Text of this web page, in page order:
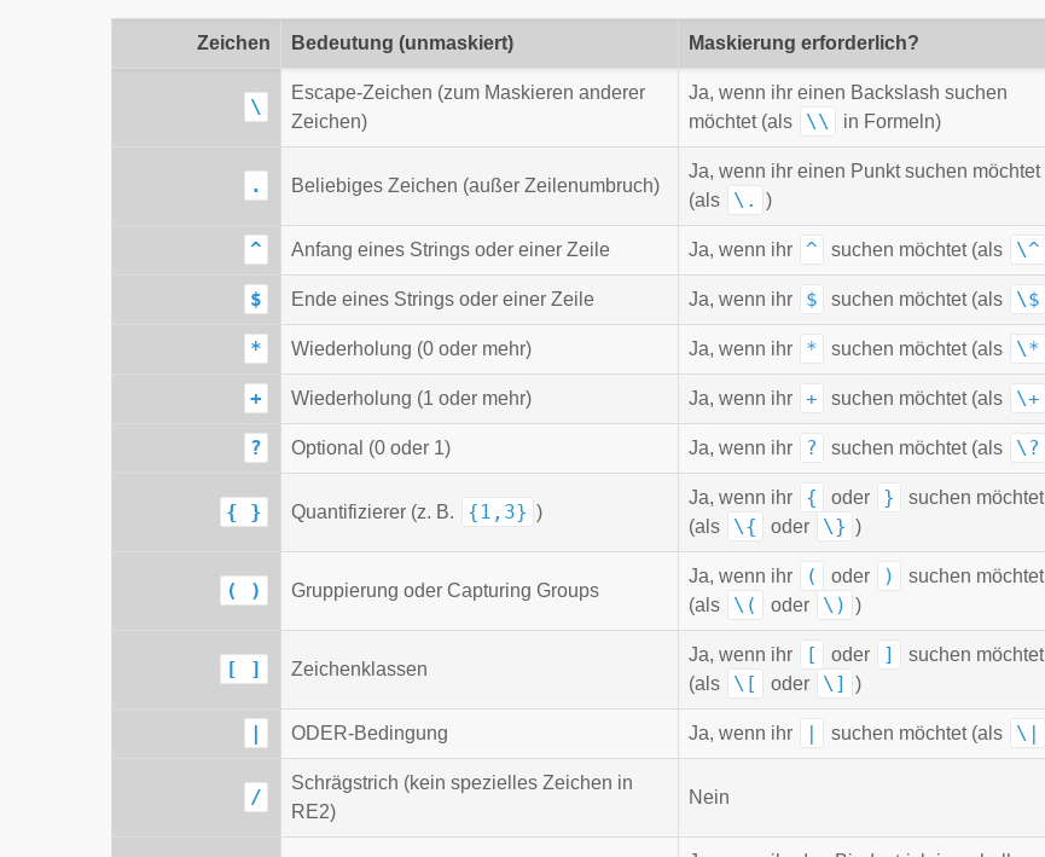
Zeichen Bedeutung (unmaskiert) Maskierung erforderlich?
\
Escape-Zeichen (zum Maskieren anderer
Zeichen)
Ja, wenn ihr einen Backslash suchen
möchtet (als
\\ in Formeln)
. Beliebiges Zeichen (außer Zeilenumbruch)
Ja, wenn ihr einen Punkt suchen möchtet
(als
\. )
^ Anfang eines Strings oder einer Zeile Ja, wenn ihr ^ suchen möchtet (als \^
$ Ende eines Strings oder einer Zeile Ja, wenn ihr $ suchen möchtet (als \$
* Wiederholung (0 oder mehr) Ja, wenn ihr * suchen möchtet (als \*
+ Wiederholung (1 oder mehr) Ja, wenn ihr + suchen möchtet (als \+
? Optional (0 oder 1) Ja, wenn ihr ? suchen möchtet (als \?
{ } Quantifizierer (z. B. {1,3} )
Ja, wenn ihr { oder }
suchen möchtet
(als
\{ oder \} )
( ) Gruppierung oder Capturing Groups
Ja, wenn ihr ( oder )
suchen möchtet
(als
\( oder \) )
[ ] Zeichenklassen
Ja, wenn ihr [ oder ]
suchen möchtet
(als
\[ oder \] )
| ODER-Bedingung Ja, wenn ihr | suchen möchtet (als \|
/
Schrägstrich (kein spezielles Zeichen in
RE2)
Nein